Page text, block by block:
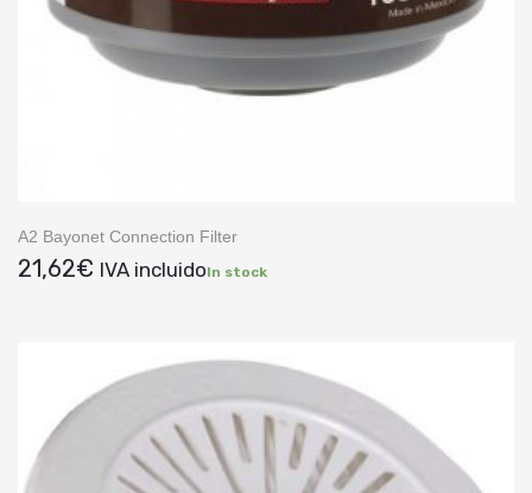
A2 Bayonet Connection Filter
21,62€ IVA incluidoIn stock